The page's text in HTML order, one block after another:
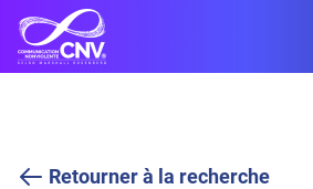
Retourner à la recherche